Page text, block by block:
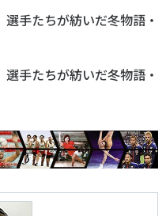
選手たちが紡いだ冬物語・
選手たちが紡いだ冬物語・